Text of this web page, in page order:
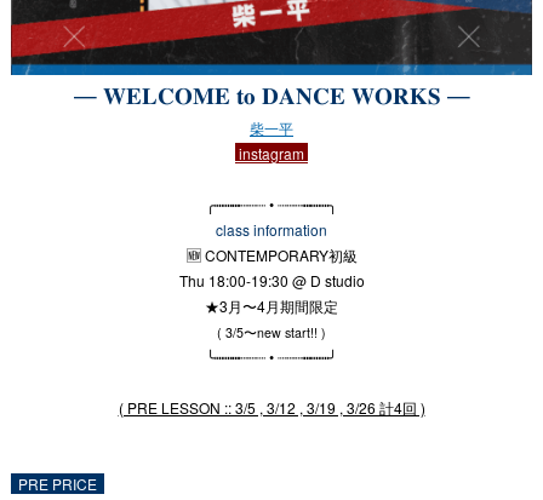
— 𝐖𝐄𝐋𝐂𝐎𝐌𝐄 𝐭𝐨 𝐃𝐀𝐍𝐂𝐄 𝐖𝐎𝐑𝐊𝐒 —
柴一平
instagram
╭┉┉┅┄┄┈ • ┈┄┄┅┉┉╮
class information
🆕 CONTEMPORARY初級
Thu 18:00-19:30 @ D studio
★3月〜4月期間限定
( 3/5〜new start!! )
╰┉┉┅┄┄┈ • ┈┄┄┅┉┉╯
( PRE LESSON :: 3/5 , 3/12 , 3/19 , 3/26 計4回 )
PRE PRICE